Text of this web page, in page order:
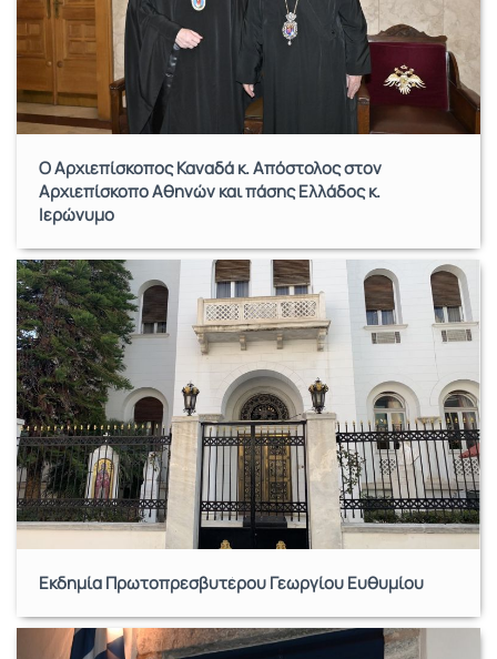
Ο Αρχιεπίσκοπος Καναδά κ. Απόστολος στον
Αρχιεπίσκοπο Αθηνών και πάσης Ελλάδος κ.
Ιερώνυμο
Εκδημία Πρωτοπρεσβυτέρου Γεωργίου Ευθυμίου